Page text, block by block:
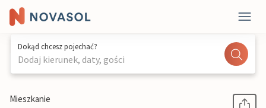
Dokąd chcesz pojechać?
Dodaj kierunek, daty, gości
1 / 41
Mieszkanie